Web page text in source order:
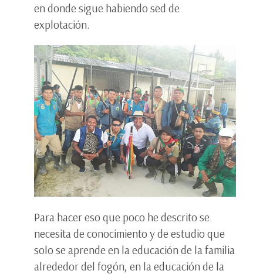
en donde sigue habiendo sed de
explotación.
Para hacer eso que poco he descrito se
necesita de conocimiento y de estudio que
solo se aprende en la educación de la familia
alrededor del fogón, en la educación de la